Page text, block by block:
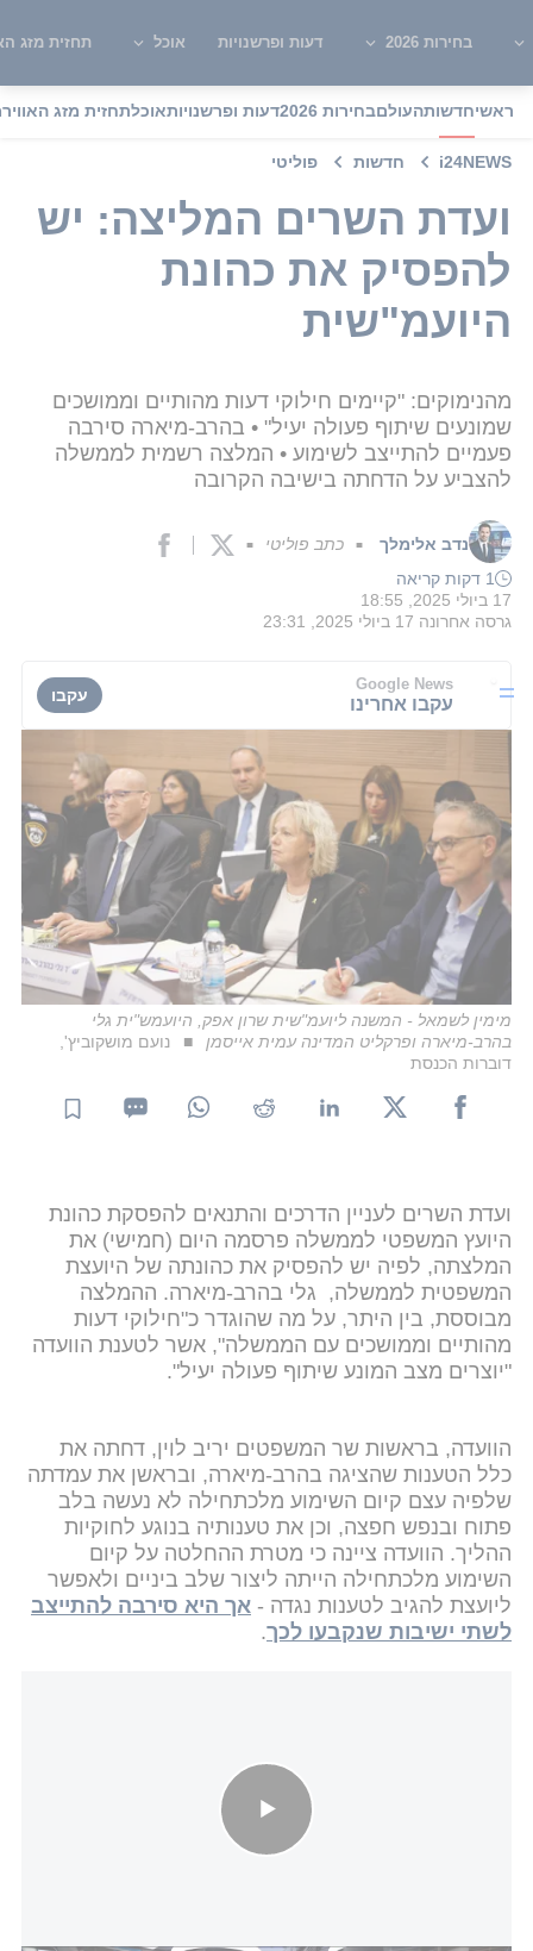
בחירות 2026 דעות ופרשנויות אוכל תחזית מזג
ראשיחדשותהעולםבחירות 2026 דעות ופרשנויותאוכלתחזית מזג האוויר
i24NEWS חדשות פוליטי
ועדת השרים המליצה: יש
להפסיק את כהונת
היועמ"שית
מהנימוקים: "קיימים חילוקי דעות מהותיים וממושכים
שמונעים שיתוף פעולה יעיל" • בהרב-מיארה סירבה
פעמיים להתייצב לשימוע • המלצה רשמית לממשלה
להצביע על הדחתה בישיבה הקרובה
נדב אלימלך ■ כתב פוליטי ■
1 דקות קריאה
17 ביולי 2025, 18:55
גרסה אחרונה 17 ביולי 2025, 23:31
Google News
עקבו אחרינו עקבו
מימין לשמאל - המשנה ליועמ"שית שרון אפק, היועמש"ית גלי
בהרב-מיארה ופרקליט המדינה עמית אייסמן
נועם מושקוביץ',
דוברות הכנסת
ועדת השרים לעניין הדרכים והתנאים להפסקת כהונת
היועץ המשפטי לממשלה פרסמה היום (חמישי) את
המלצתה, לפיה יש להפסיק את כהונתה של היועצת
המשפטית לממשלה, גלי בהרב-מיארה. ההמלצה
מבוססת, בין היתר, על מה שהוגדר כ"חילוקי דעות
מהותיים וממושכים עם הממשלה", אשר לטענת הוועדה
"יוצרים מצב המונע שיתוף פעולה יעיל".
הוועדה, בראשות שר המשפטים יריב לוין, דחתה את
כלל הטענות שהציגה בהרב-מיארה, ובראשן את עמדתה
שלפיה עצם קיום השימוע מלכתחילה לא נעשה בלב
פתוח ובנפש חפצה, וכן את טענותיה בנוגע לחוקיות
ההליך. הוועדה ציינה כי מטרת ההחלטה על קיום
השימוע מלכתחילה הייתה ליצור שלב ביניים ולאפשר
ליועצת להגיב לטענות נגדה - אך היא סירבה להתייצב
לשתי ישיבות שנקבעו לכך.